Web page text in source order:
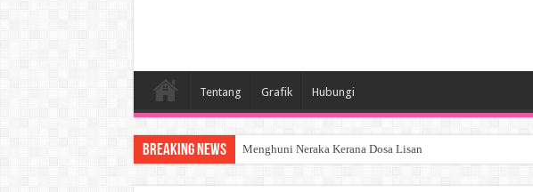
Tentang Grafik Hubungi
Breaking News Menghuni Neraka Kerana Dosa Lisan
SYURGA SEORANG ISTERI